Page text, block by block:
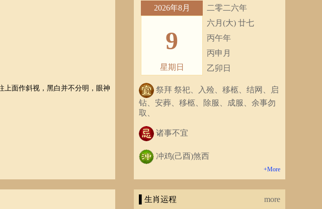
上面作斜视，黑白并不分明，眼神
见不平必定拔刀相助，爱恨分
2026年8月
9
星期日
二零二六年
六月(大) 廿七
丙午年
丙申月
乙卯日
祭拜 祭祀、入殓、移柩、结网、启
钻、安葬、移柩、除服、成服、余事勿
取、
诸事不宜
冲鸡(己酉)煞西
+More
▌生肖运程 more